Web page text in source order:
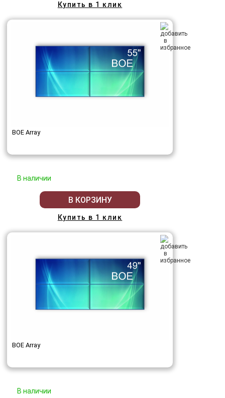
Купить в 1 клик
BOE Array
В наличии
В КОРЗИНУ
Купить в 1 клик
BOE Array
В наличии